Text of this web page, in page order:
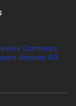
Commons
derivate 4.0